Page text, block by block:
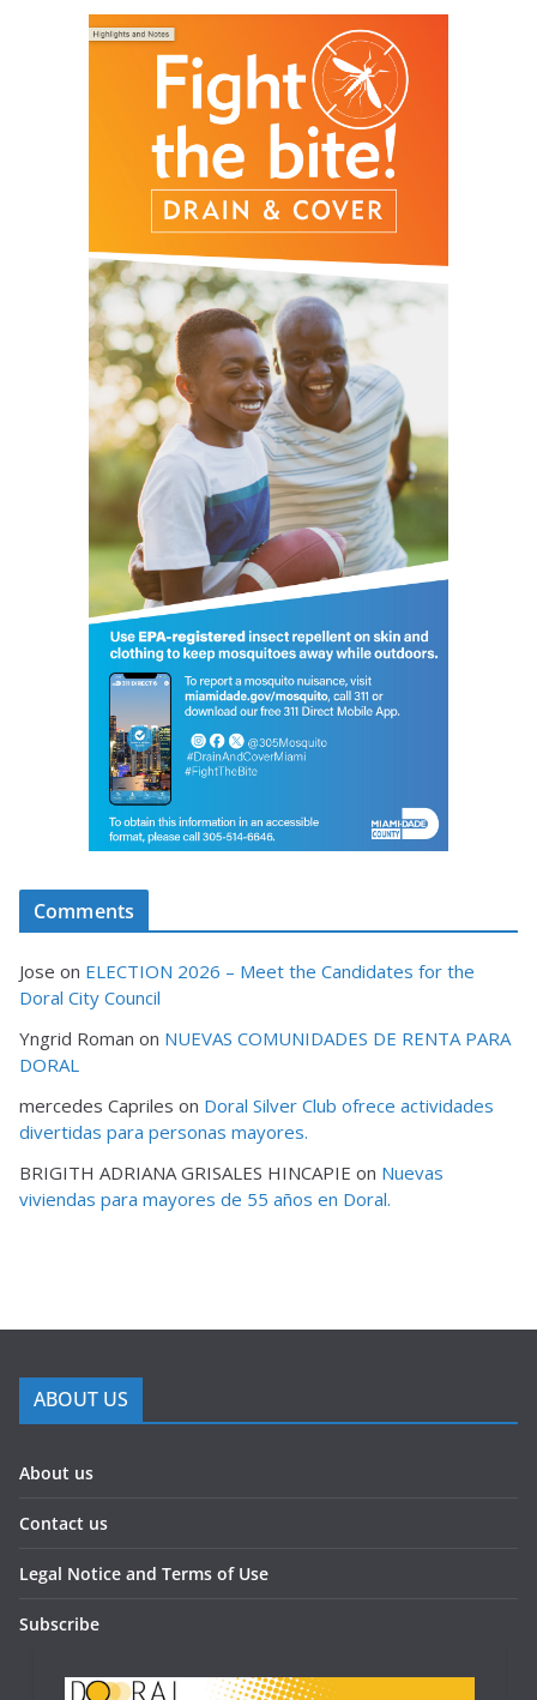
Comments
Jose on ELECTION 2026 – Meet the Candidates for the
Doral City Council
Yngrid Roman on NUEVAS COMUNIDADES DE RENTA PARA
DORAL
mercedes Capriles on Doral Silver Club ofrece actividades
divertidas para personas mayores.
BRIGITH ADRIANA GRISALES HINCAPIE on Nuevas
viviendas para mayores de 55 años en Doral.
ABOUT US
About us
Contact us
Legal Notice and Terms of Use
Subscribe